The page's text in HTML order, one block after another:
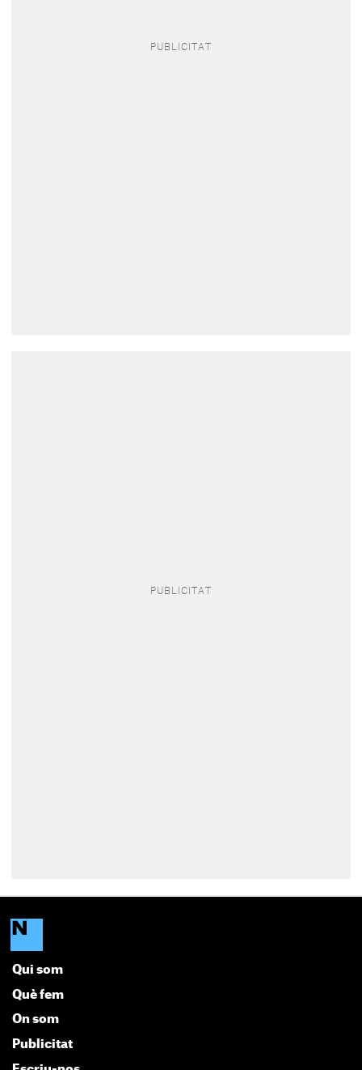
Qui som
Què fem
On som
Publicitat